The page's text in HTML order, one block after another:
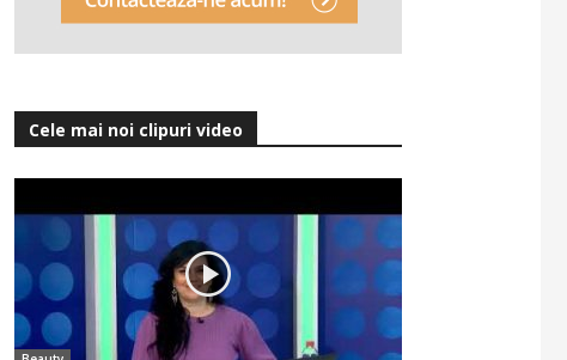
Cele mai noi clipuri video